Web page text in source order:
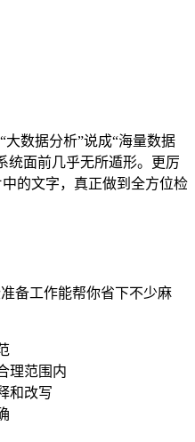
大数据分析”说成“海量数据
统面前几乎无所遁形。更厉
的文字，真正做到全方位检
备工作能帮你省下不少麻
理范围内
和改写